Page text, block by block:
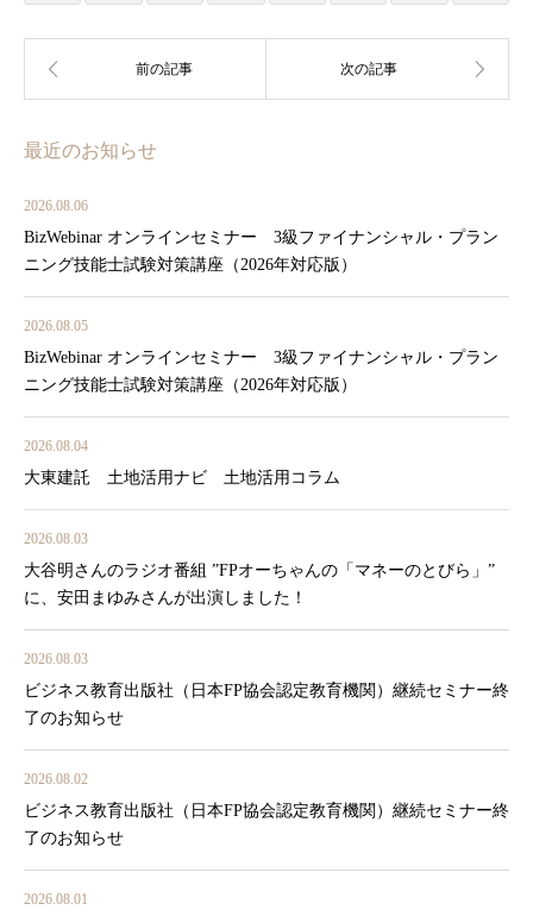
最近のお知らせ
2026.08.06
BizWebinar オンラインセミナー 3級ファイナンシャル・プラン
ニング技能士試験対策講座（2026年対応版）
2026.08.05
BizWebinar オンラインセミナー 3級ファイナンシャル・プラン
ニング技能士試験対策講座（2026年対応版）
2026.08.04
大東建託 土地活用ナビ 土地活用コラム
2026.08.03
大谷明さんのラジオ番組 ”FPオーちゃんの「マネーのとびら」”
に、安田まゆみさんが出演しました！
2026.08.03
ビジネス教育出版社（日本FP協会認定教育機関）継続セミナー終
了のお知らせ
2026.08.02
ビジネス教育出版社（日本FP協会認定教育機関）継続セミナー終
了のお知らせ
2026.08.01